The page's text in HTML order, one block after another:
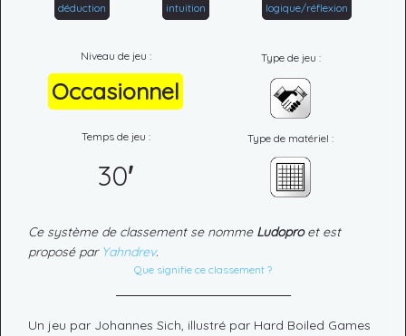
déduction intuition logique/réflexion
Niveau de jeu :
Occasionnel
Type de jeu :
Temps de jeu :
30'
Type de matériel :
Ce système de classement se nomme Ludoproet est
proposé par Yahndrev.
Que signifie ce classement ?
Un jeu par Johannes Sich, illustré par Hard Boiled Games